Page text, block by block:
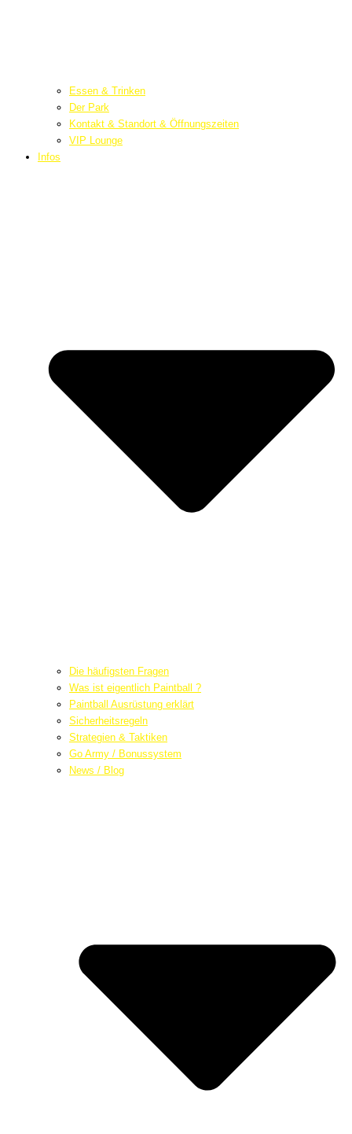
Essen & Trinken
Der Park
Kontakt & Standort & Öffnungszeiten
VIP Lounge
Infos
Die häufigsten Fragen
Was ist eigentlich Paintball ?
Paintball Ausrüstung erklärt
Sicherheitsregeln
Strategien & Taktiken
Go Army / Bonussystem
News / Blog